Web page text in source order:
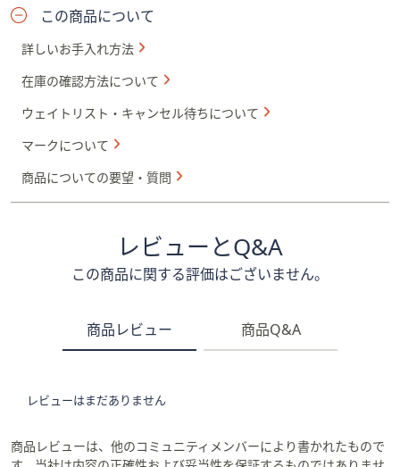
この商品について
詳しいお手入れ方法
在庫の確認方法について
ウェイトリスト・キャンセル待ちについて
マークについて
商品についての要望・質問
レビューとQ&A
この商品に関する評価はございません。
商品レビュー 商品Q&A
レビューはまだありません
商品レビューは、他のコミュニティメンバーにより書かれたもので